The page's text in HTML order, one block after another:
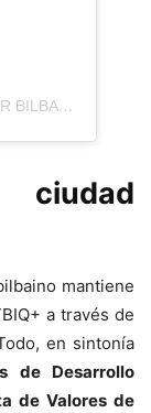
UNA PUBLICACIÓN COMPARTIDA POR BILBAO [UDALA – AYUNTAMIENTO] (@BILBAO_UDALA)
mantiene
a través de
en sintonía
de Desarrollo
de Valores de